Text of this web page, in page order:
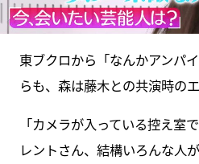
東ブクロから「なんかアンパ
らも、森は藤木との共演時の
「カメラが入っている控え室
レントさん、結構いろんな人